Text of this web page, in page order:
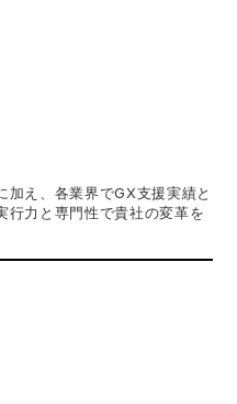
加え、各業界でGX支援実績と
行力と専門性で貴社の変革を